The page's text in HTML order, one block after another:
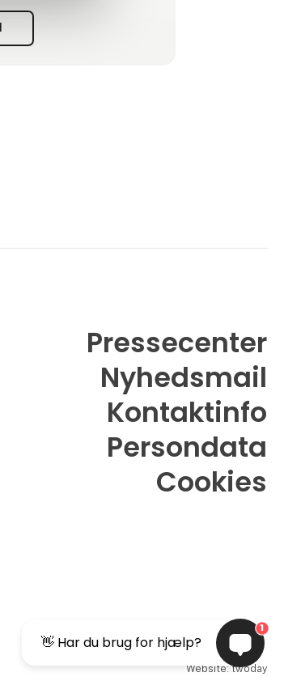
års erfaring i bagagen går
tilbyder innovative og
Pressecenter
Nyhedsmail
Kontaktinfo
Persondata
Cookies
Website: twoday
👋 Har du brug for hjælp?
1